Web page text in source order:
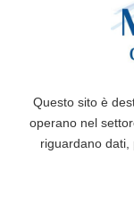
Questo sito è
operano nel
riguardano dati,